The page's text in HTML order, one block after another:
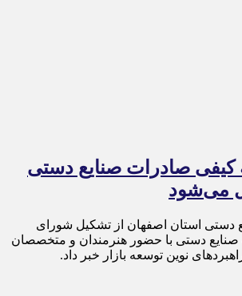
صادرات صنایع دستی
می‌شود
دستی استان اصفهان از تشکیل شورای
دستی با حضور هنرمندان و متخصصان
نوین توسعه بازار خبر داد.